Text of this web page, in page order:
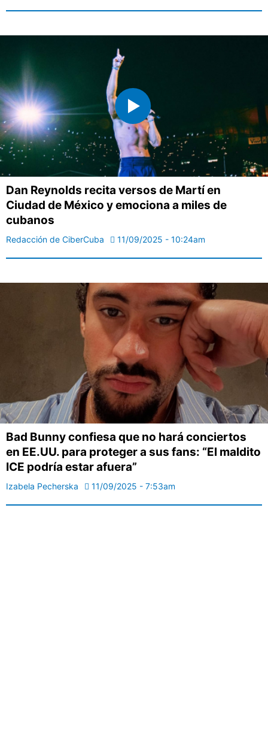
Dan Reynolds recita versos de Martí en
Ciudad de México y emociona a miles de
cubanos
Redacción de CiberCuba 11/09/2025 - 10:24am
Bad Bunny confiesa que no hará conciertos
en EE.UU. para proteger a sus fans: “El maldito
ICE podría estar afuera”
Izabela Pecherska 11/09/2025 - 7:53am